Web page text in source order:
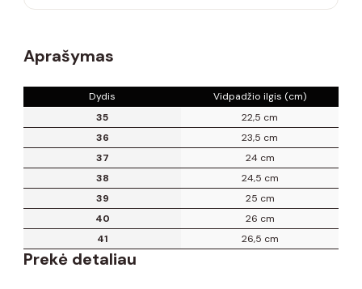
Aprašymas
Dydis
Vidpadžio ilgis (cm)
35
22,5 cm
36
23,5 cm
37
24 cm
38
24,5 cm
39
25 cm
40
26 cm
41
26,5 cm
Prekė detaliau